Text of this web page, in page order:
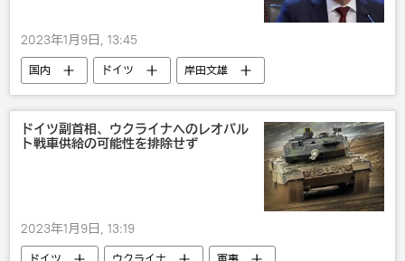
2023年1月9日, 13:45
国内 ドイツ
岸田文雄
オーラフ・ショルツ
国際
ドイツ副首相、ウクライナへのレオパル
ト戦車供給の可能性を排除せず
2023年1月9日, 13:19